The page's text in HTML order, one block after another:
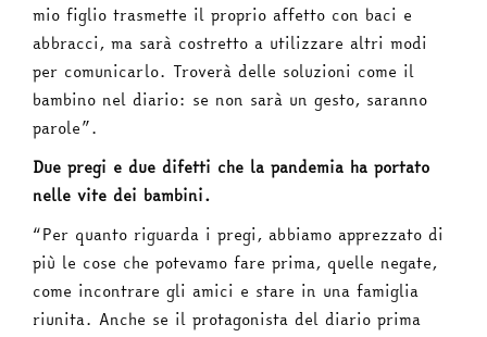
mio figlio trasmette il proprio affetto con baci e
abbracci, ma sarà costretto a utilizzare altri modi
per comunicarlo. Troverà delle soluzioni come il
bambino nel diario: se non sarà un gesto, saranno
parole”.
Due pregi e due difetti che la pandemia ha portato
nelle vite dei bambini.
“Per quanto riguarda i pregi, abbiamo apprezzato di
più le cose che potevamo fare prima, quelle negate,
come incontrare gli amici e stare in una famiglia
riunita. Anche se il protagonista del diario prima